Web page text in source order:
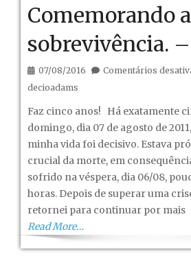
Comemorando a
sobrevivência.
07/08/2016 Comentários
decioadams
Faz cinco anos! Há exatamente
domingo, dia 07 de agosto de
minha vida foi decisivo. Estava
crucial da morte, em
sofrido na véspera, dia 06/08,
horas. Depois de superar uma
retornei para continuar por mais
Read More…